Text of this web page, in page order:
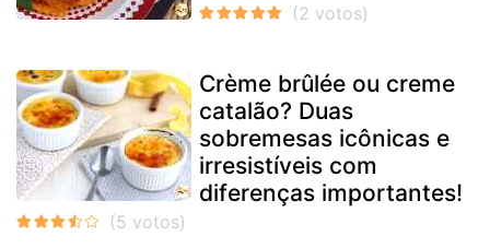
Crème brûlée ou creme
catalão? Duas
sobremesas icônicas e
irresistíveis com
diferenças importantes!